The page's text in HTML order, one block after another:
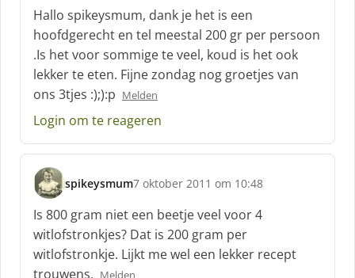
c
h
r
e
e
f
Hallo spikeysmum, dank je het is een
hoofdgerecht en tel meestal 200 gr per persoon
.Is het voor sommige te veel, koud is het ook
lekker te eten. Fijne zondag nog groetjes van
ons 3tjes :);):p Melden
Login om te reageren
spikeysmum
s
c
h
r
e
e
7 oktober 2011 om 10:48
Is 800 gram niet een beetje veel voor 4
witlofstronkjes? Dat is 200 gram per
witlofstronkje. Lijkt me wel een lekker recept
trouwens. Melden